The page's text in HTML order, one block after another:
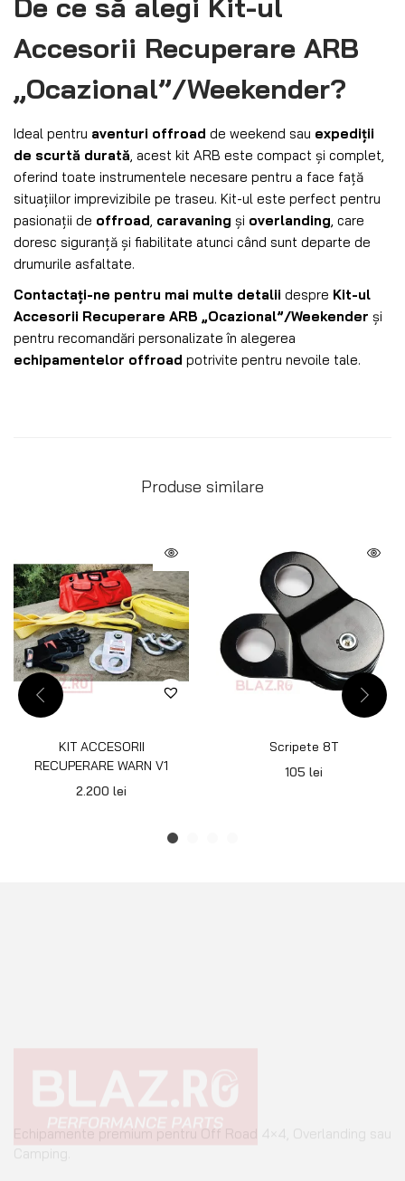
Accesorii Recuperare ARB
„Ocazional”/Weekender?
Ideal pentru aventuri offroad de weekend sau expediții
de scurtă durată , acest kit ARB este compact și complet,
oferind toate instrumentele necesare pentru a face față
situațiilor imprevizibile pe traseu. Kit-ul este perfect pentru
pasionații de offroad caravaning și overlanding , care
doresc siguranță și fiabilitate atunci când sunt departe de
drumurile asfaltate.
Contactați-ne pentru mai multe detalii despre Kit-ul
Accesorii Recuperare ARB „Ocazional”/Weekender și
pentru recomandări personalizate în alegerea
echipamentelor offroad potrivite pentru nevoile tale.
Produse similare
KIT ACCESORII
RECUPERARE WARN V1
2.200 lei
Scripete 8T
105 lei